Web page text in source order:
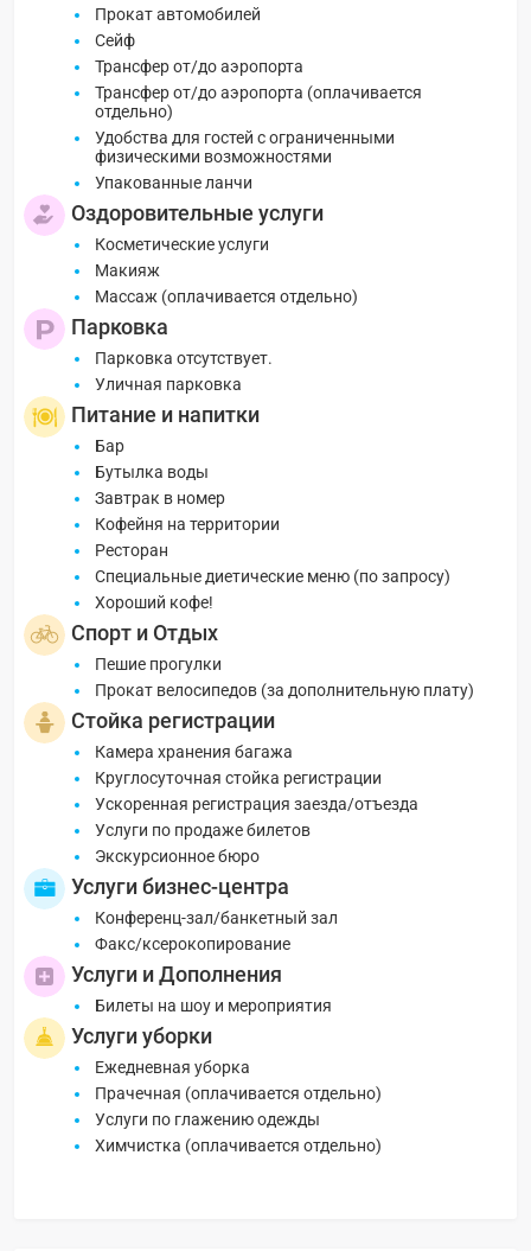
Прокат автомобилей
Сейф
Трансфер от/до аэропорта
Трансфер от/до аэропорта (оплачивается
отдельно)
Удобства для гостей с ограниченными
физическими возможностями
Упакованные ланчи
Оздоровительные услуги
Косметические услуги
Макияж
Массаж (оплачивается отдельно)
Парковка
Парковка отсутствует.
Уличная парковка
Питание и напитки
Бар
Бутылка воды
Завтрак в номер
Кофейня на территории
Ресторан
Специальные диетические меню (по запросу)
Хороший кофе!
Спорт и Отдых
Пешие прогулки
Прокат велосипедов (за дополнительную плату)
Стойка регистрации
Камера хранения багажа
Круглосуточная стойка регистрации
Ускоренная регистрация заезда/отъезда
Услуги по продаже билетов
Экскурсионное бюро
Услуги бизнес-центра
Конференц-зал/банкетный зал
Факс/ксерокопирование
Услуги и Дополнения
Билеты на шоу и мероприятия
Услуги уборки
Ежедневная уборка
Прачечная (оплачивается отдельно)
Услуги по глажению одежды
Химчистка (оплачивается отдельно)